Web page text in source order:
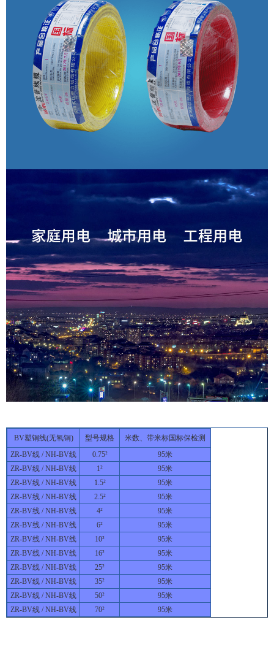
BV塑铜线(无氧铜) 型号规格
米数、带米标国标保检测
ZR-BV线 / NH-BV线
0.75²
95米
ZR-BV线 / NH-BV线
1²
95米
ZR-BV线 / NH-BV线
1.5²
95米
ZR-BV线 / NH-BV线
2.5²
95米
ZR-BV线 / NH-BV线
4²
95米
ZR-BV线 / NH-BV线
6²
95米
ZR-BV线 / NH-BV线
10²
95米
ZR-BV线 / NH-BV线
16²
95米
ZR-BV线 / NH-BV线
25²
95米
ZR-BV线 / NH-BV线
35²
95米
ZR-BV线 / NH-BV线
50²
95米
ZR-BV线 / NH-BV线
70² 95米